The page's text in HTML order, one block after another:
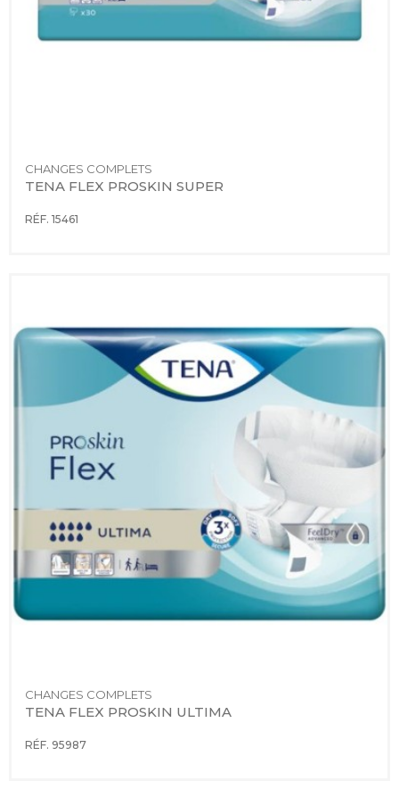
CHANGES COMPLETS
TENA FLEX PROSKIN SUPER
RÉF. 15461
CHANGES COMPLETS
TENA FLEX PROSKIN ULTIMA
RÉF. 95987